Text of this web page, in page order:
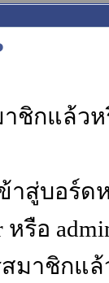
ชิกแล้ว
สู่บอร์ด
รือ
มาชิกแ